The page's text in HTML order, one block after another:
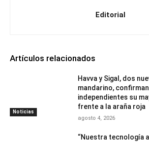
Editorial
Artículos relacionados
Noticias
Havva y Sigal, dos
mandarino,
independientes su
frente a la araña roja
agosto 4, 2026
“Nuestra tecnología